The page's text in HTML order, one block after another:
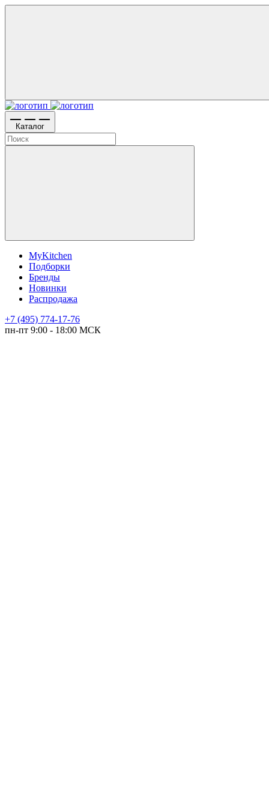
Каталог
MyKitchen
Подборки
Бренды
Новинки
Распродажа
+7 (495) 774-17-76
пн-пт 9:00 - 18:00 МСК